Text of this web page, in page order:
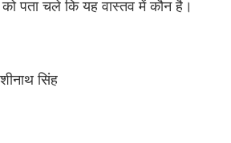
को पता चले कि यह वास्तव में कौन है।
सिंह